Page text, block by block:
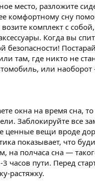
место, разложите
комфортному сну
комплект с
Когда вы
безопасности!
там, где никто не
или
окна на время сна, то
Заблокируйте все
ценные вещи вроде
показывает, что
на полчаса сна —
3 часов пути. Перед
растяжку.